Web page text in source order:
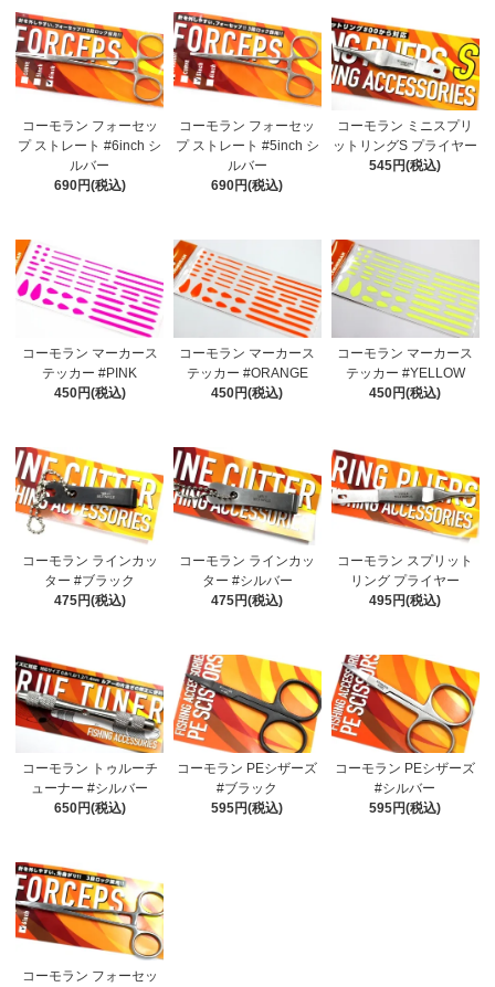
コーモラン フォーセッ
プ ストレート #6inch シ
ルバー
690円(税込)
コーモラン フォーセッ
プ ストレート #5inch シ
ルバー
690円(税込)
コーモラン ミニスプリ
ットリングS プライヤー
545円(税込)
コーモラン マーカース
テッカー #PINK
450円(税込)
コーモラン マーカース
テッカー #ORANGE
450円(税込)
コーモラン マーカース
テッカー #YELLOW
450円(税込)
コーモラン ラインカッ
ター #ブラック
475円(税込)
コーモラン ラインカッ
ター #シルバー
475円(税込)
コーモラン スプリット
リング プライヤー
495円(税込)
コーモラン トゥルーチ
ューナー #シルバー
650円(税込)
コーモラン PEシザーズ
#ブラック
595円(税込)
コーモラン PEシザーズ
#シルバー
595円(税込)
コーモラン フォーセッ